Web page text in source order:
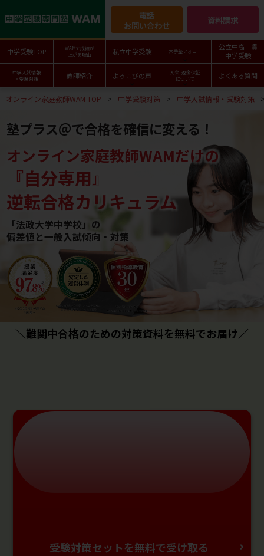
電話
お問い合わせ
資料請求
中学受験TOP
WAMで成績が
上がる理由
私立中学受験 大手塾フォロー
公立中高一貫
中学受験
中学入試情報
・受験対策
教師紹介 よろこびの声
入会･返金保証
について
よくある質問
オンライン家庭教師WAM TOP 中学受験対策 中学入試情報・受験対策
塾プラス＠で合格を確信に変える！
オンライン家庭教師WAMだけの
『自分専用』
逆転合格カリキュラム
「法政大学中学校」の
偏差値と一般入試傾向・対策
＼難関中合格のための対策資料を無料でお届け／
受験対策セットを無料で受け取る